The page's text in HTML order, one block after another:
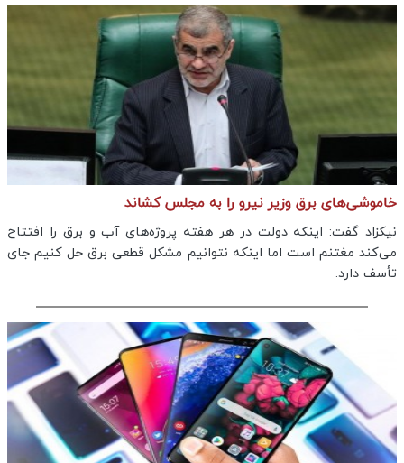
خاموشی‌های برق وزیر نیرو را به مجلس کشاند
نیکزاد گفت: اینکه دولت در هر هفته پروژه‌های آب و برق را افتتاح
می‌کند مغتنم است اما اینکه نتوانیم مشکل قطعی برق حل کنیم جای
تأسف دارد.